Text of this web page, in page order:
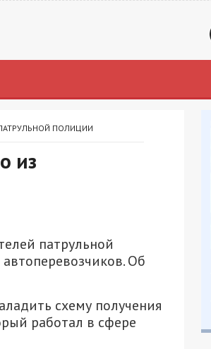
ПОЛИЦИИ
из
патрульной
Об
схему получения
работал в сфере